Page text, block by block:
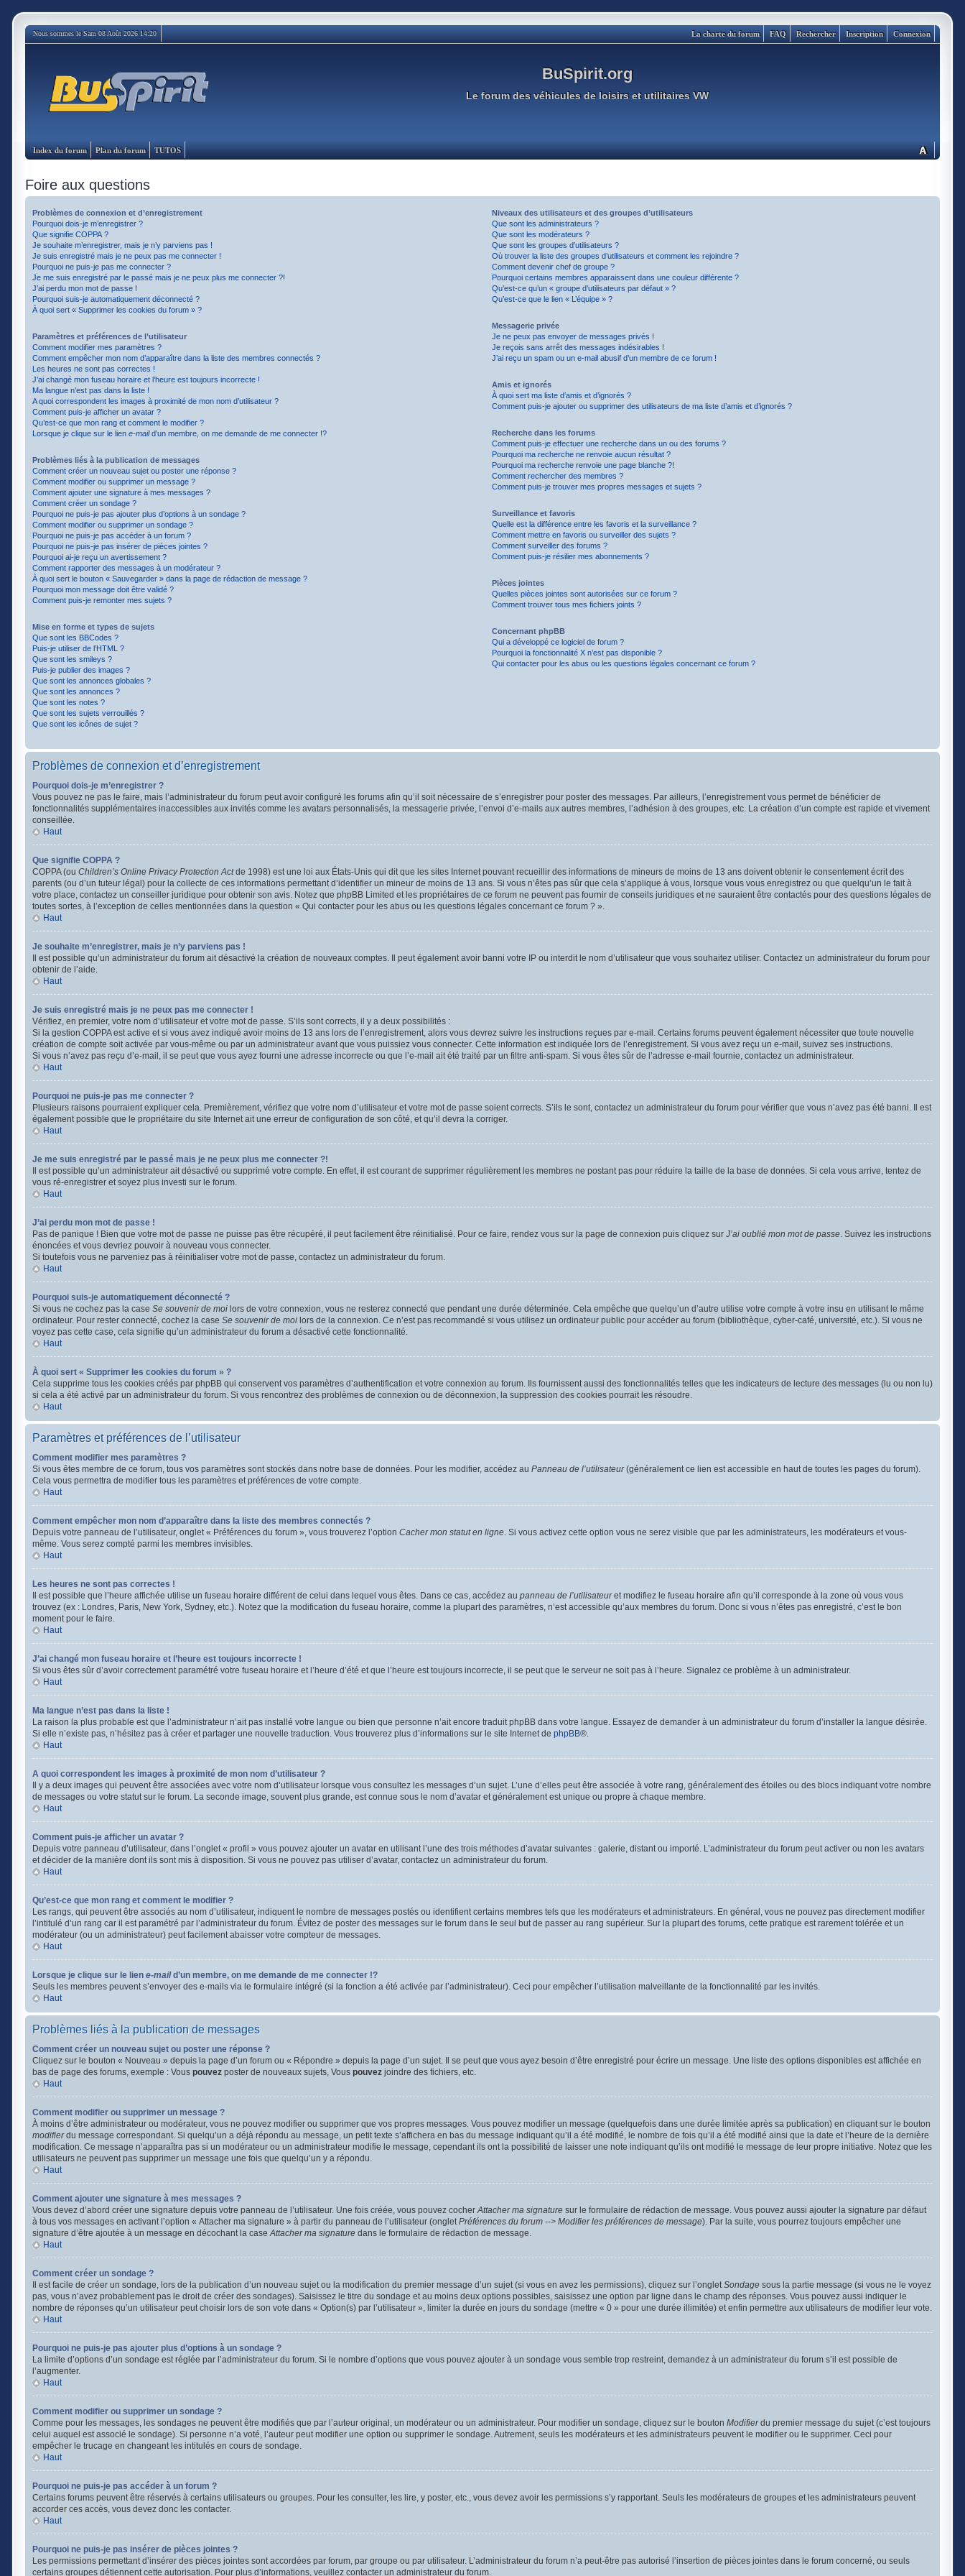
Nous sommes le Sam 08 Août 2026 14:20 Connexion
Inscription
Rechercher
FAQ
La charte du forum
BuSpirit.org
Le forum des véhicules de loisirs et utilitaires VW
Index du forum Plan du forum TUTOS
Foire aux questions
Problèmes de connexion et d’enregistrement
Pourquoi dois-je m’enregistrer ?
Que signifie COPPA ?
Je souhaite m’enregistrer, mais je n’y parviens pas !
Je suis enregistré mais je ne peux pas me connecter !
Pourquoi ne puis-je pas me connecter ?
Je me suis enregistré par le passé mais je ne peux plus me connecter ?!
J’ai perdu mon mot de passe !
Pourquoi suis-je automatiquement déconnecté ?
À quoi sert « Supprimer les cookies du forum » ?
Paramètres et préférences de l’utilisateur
Comment modifier mes paramètres ?
Comment empêcher mon nom d’apparaître dans la liste des membres connectés ?
Les heures ne sont pas correctes !
J’ai changé mon fuseau horaire et l’heure est toujours incorrecte !
Ma langue n’est pas dans la liste !
A quoi correspondent les images à proximité de mon nom d’utilisateur ?
Comment puis-je afficher un avatar ?
Qu’est-ce que mon rang et comment le modifier ?
Lorsque je clique sur le lien e-maild’un membre, on me demande de me connecter !?
Problèmes liés à la publication de messages
Comment créer un nouveau sujet ou poster une réponse ?
Comment modifier ou supprimer un message ?
Comment ajouter une signature à mes messages ?
Comment créer un sondage ?
Pourquoi ne puis-je pas ajouter plus d’options à un sondage ?
Comment modifier ou supprimer un sondage ?
Pourquoi ne puis-je pas accéder à un forum ?
Pourquoi ne puis-je pas insérer de pièces jointes ?
Pourquoi ai-je reçu un avertissement ?
Comment rapporter des messages à un modérateur ?
À quoi sert le bouton « Sauvegarder » dans la page de rédaction de message ?
Pourquoi mon message doit être validé ?
Comment puis-je remonter mes sujets ?
Mise en forme et types de sujets
Que sont les BBCodes ?
Puis-je utiliser de l’HTML ?
Que sont les smileys ?
Puis-je publier des images ?
Que sont les annonces globales ?
Que sont les annonces ?
Que sont les notes ?
Que sont les sujets verrouillés ?
Que sont les icônes de sujet ?
Niveaux des utilisateurs et des groupes d’utilisateurs
Que sont les administrateurs ?
Que sont les modérateurs ?
Que sont les groupes d’utilisateurs ?
Où trouver la liste des groupes d’utilisateurs et comment les rejoindre ?
Comment devenir chef de groupe ?
Pourquoi certains membres apparaissent dans une couleur différente ?
Qu’est-ce qu’un « groupe d’utilisateurs par défaut » ?
Qu’est-ce que le lien « L’équipe » ?
Messagerie privée
Je ne peux pas envoyer de messages privés !
Je reçois sans arrêt des messages indésirables !
J’ai reçu un spam ou un e-mail abusif d’un membre de ce forum !
Amis et ignorés
À quoi sert ma liste d’amis et d’ignorés ?
Comment puis-je ajouter ou supprimer des utilisateurs de ma liste d’amis et d’ignorés ?
Recherche dans les forums
Comment puis-je effectuer une recherche dans un ou des forums ?
Pourquoi ma recherche ne renvoie aucun résultat ?
Pourquoi ma recherche renvoie une page blanche ?!
Comment rechercher des membres ?
Comment puis-je trouver mes propres messages et sujets ?
Surveillance et favoris
Quelle est la différence entre les favoris et la surveillance ?
Comment mettre en favoris ou surveiller des sujets ?
Comment surveiller des forums ?
Comment puis-je résilier mes abonnements ?
Pièces jointes
Quelles pièces jointes sont autorisées sur ce forum ?
Comment trouver tous mes fichiers joints ?
Concernant phpBB
Qui a développé ce logiciel de forum ?
Pourquoi la fonctionnalité X n’est pas disponible ?
Qui contacter pour les abus ou les questions légales concernant ce forum ?
Problèmes de connexion et d’enregistrement
Pourquoi dois-je m’enregistrer ?
Vous pouvez ne pas le faire, mais l’administrateur du forum peut avoir configuré les forums afin qu’il soit nécessaire de s’enregistrer pour poster des messages. Par ailleurs, l’enregistrement vous permet de bénéficier de
fonctionnalités supplémentaires inaccessibles aux invités comme les avatars personnalisés, la messagerie privée, l’envoi d’e-mails aux autres membres, l’adhésion à des groupes, etc. La création d’un compte est rapide et vivement
conseillée.
Haut
Que signifie COPPA ?
COPPA (ou Children’s Online Privacy Protection Actde 1998) est une loi aux États-Unis qui dit que les sites Internet pouvant recueillir des informations de mineurs de moins de 13 ans doivent obtenir le consentement écrit des
parents (ou d’un tuteur légal) pour la collecte de ces informations permettant d’identifier un mineur de moins de 13 ans. Si vous n’êtes pas sûr que cela s’applique à vous, lorsque vous vous enregistrez ou que quelqu’un le fait à
votre place, contactez un conseiller juridique pour obtenir son avis. Notez que phpBB Limited et les propriétaires de ce forum ne peuvent pas fournir de conseils juridiques et ne sauraient être contactés pour des questions légales de
toutes sortes, à l’exception de celles mentionnées dans la question « Qui contacter pour les abus ou les questions légales concernant ce forum ? ».
Haut
Je souhaite m’enregistrer, mais je n’y parviens pas !
Il est possible qu’un administrateur du forum ait désactivé la création de nouveaux comptes. Il peut également avoir banni votre IP ou interdit le nom d’utilisateur que vous souhaitez utiliser. Contactez un administrateur du forum pour
obtenir de l’aide.
Haut
Je suis enregistré mais je ne peux pas me connecter !
Vérifiez, en premier, votre nom d’utilisateur et votre mot de passe. S’ils sont corrects, il y a deux possibilités :
Si la gestion COPPA est active et si vous avez indiqué avoir moins de 13 ans lors de l’enregistrement, alors vous devrez suivre les instructions reçues par e-mail. Certains forums peuvent également nécessiter que toute nouvelle
création de compte soit activée par vous-même ou par un administrateur avant que vous puissiez vous connecter. Cette information est indiquée lors de l’enregistrement. Si vous avez reçu un e-mail, suivez ses instructions.
Si vous n’avez pas reçu d’e-mail, il se peut que vous ayez fourni une adresse incorrecte ou que l’e-mail ait été traité par un filtre anti-spam. Si vous êtes sûr de l’adresse e-mail fournie, contactez un administrateur.
Haut
Pourquoi ne puis-je pas me connecter ?
Plusieurs raisons pourraient expliquer cela. Premièrement, vérifiez que votre nom d’utilisateur et votre mot de passe soient corrects. S’ils le sont, contactez un administrateur du forum pour vérifier que vous n’avez pas été banni. Il est
également possible que le propriétaire du site Internet ait une erreur de configuration de son côté, et qu’il devra la corriger.
Haut
Je me suis enregistré par le passé mais je ne peux plus me connecter ?!
Il est possible qu’un administrateur ait désactivé ou supprimé votre compte. En effet, il est courant de supprimer régulièrement les membres ne postant pas pour réduire la taille de la base de données. Si cela vous arrive, tentez de
vous ré-enregistrer et soyez plus investi sur le forum.
Haut
J’ai perdu mon mot de passe !
Pas de panique ! Bien que votre mot de passe ne puisse pas être récupéré, il peut facilement être réinitialisé. Pour ce faire, rendez vous sur la page de connexion puis cliquez sur J’ai oublié mon mot de passe. Suivez les instructions
énoncées et vous devriez pouvoir à nouveau vous connecter.
Si toutefois vous ne parveniez pas à réinitialiser votre mot de passe, contactez un administrateur du forum.
Haut
Pourquoi suis-je automatiquement déconnecté ?
Si vous ne cochez pas la case Se souvenir de moi lors de votre connexion, vous ne resterez connecté que pendant une durée déterminée. Cela empêche que quelqu’un d’autre utilise votre compte à votre insu en utilisant le même
ordinateur. Pour rester connecté, cochez la case Se souvenir de moi lors de la connexion. Ce n’est pas recommandé si vous utilisez un ordinateur public pour accéder au forum (bibliothèque, cyber-café, université, etc.). Si vous ne
voyez pas cette case, cela signifie qu’un administrateur du forum a désactivé cette fonctionnalité.
Haut
À quoi sert « Supprimer les cookies du forum » ?
Cela supprime tous les cookies créés par phpBB qui conservent vos paramètres d’authentification et votre connexion au forum. Ils fournissent aussi des fonctionnalités telles que les indicateurs de lecture des messages (lu ou non lu)
si cela a été activé par un administrateur du forum. Si vous rencontrez des problèmes de connexion ou de déconnexion, la suppression des cookies pourrait les résoudre.
Haut
Paramètres et préférences de l’utilisateur
Comment modifier mes paramètres ?
Si vous êtes membre de ce forum, tous vos paramètres sont stockés dans notre base de données. Pour les modifier, accédez au Panneau de l’utilisateur(généralement ce lien est accessible en haut de toutes les pages du forum).
Cela vous permettra de modifier tous les paramètres et préférences de votre compte.
Haut
Comment empêcher mon nom d’apparaître dans la liste des membres connectés ?
Depuis votre panneau de l’utilisateur, onglet « Préférences du forum », vous trouverez l’option Cacher mon statut en ligne. Si vous activez cette option vous ne serez visible que par les administrateurs, les modérateurs et vous-
même. Vous serez compté parmi les membres invisibles.
Haut
Les heures ne sont pas correctes !
Il est possible que l’heure affichée utilise un fuseau horaire différent de celui dans lequel vous êtes. Dans ce cas, accédez au panneau de l’utilisateuret modifiez le fuseau horaire afin qu’il corresponde à la zone où vous vous
trouvez (ex : Londres, Paris, New York, Sydney, etc.). Notez que la modification du fuseau horaire, comme la plupart des paramètres, n’est accessible qu’aux membres du forum. Donc si vous n’êtes pas enregistré, c’est le bon
moment pour le faire.
Haut
J’ai changé mon fuseau horaire et l’heure est toujours incorrecte !
Si vous êtes sûr d’avoir correctement paramétré votre fuseau horaire et l’heure d’été et que l’heure est toujours incorrecte, il se peut que le serveur ne soit pas à l’heure. Signalez ce problème à un administrateur.
Haut
Ma langue n’est pas dans la liste !
La raison la plus probable est que l’administrateur n’ait pas installé votre langue ou bien que personne n’ait encore traduit phpBB dans votre langue. Essayez de demander à un administrateur du forum d’installer la langue désirée.
Si elle n’existe pas, n’hésitez pas à créer et partager une nouvelle traduction. Vous trouverez plus d’informations sur le site Internet de phpBB®.
Haut
A quoi correspondent les images à proximité de mon nom d’utilisateur ?
Il y a deux images qui peuvent être associées avec votre nom d’utilisateur lorsque vous consultez les messages d’un sujet. L’une d’elles peut être associée à votre rang, généralement des étoiles ou des blocs indiquant votre nombre
de messages ou votre statut sur le forum. La seconde image, souvent plus grande, est connue sous le nom d’avatar et généralement est unique ou propre à chaque membre.
Haut
Comment puis-je afficher un avatar ?
Depuis votre panneau d’utilisateur, dans l’onglet « profil » vous pouvez ajouter un avatar en utilisant l’une des trois méthodes d’avatar suivantes : galerie, distant ou importé. L’administrateur du forum peut activer ou non les avatars
et décider de la manière dont ils sont mis à disposition. Si vous ne pouvez pas utiliser d’avatar, contactez un administrateur du forum.
Haut
Qu’est-ce que mon rang et comment le modifier ?
Les rangs, qui peuvent être associés au nom d’utilisateur, indiquent le nombre de messages postés ou identifient certains membres tels que les modérateurs et administrateurs. En général, vous ne pouvez pas directement modifier
l’intitulé d’un rang car il est paramétré par l’administrateur du forum. Évitez de poster des messages sur le forum dans le seul but de passer au rang supérieur. Sur la plupart des forums, cette pratique est rarement tolérée et un
modérateur (ou un administrateur) peut facilement abaisser votre compteur de messages.
Haut
Lorsque je clique sur le lien e-maild’un membre, on me demande de me connecter !?
Seuls les membres peuvent s’envoyer des e-mails via le formulaire intégré (si la fonction a été activée par l’administrateur). Ceci pour empêcher l’utilisation malveillante de la fonctionnalité par les invités.
Haut
Problèmes liés à la publication de messages
Comment créer un nouveau sujet ou poster une réponse ?
Cliquez sur le bouton « Nouveau » depuis la page d’un forum ou « Répondre » depuis la page d’un sujet. Il se peut que vous ayez besoin d’être enregistré pour écrire un message. Une liste des options disponibles est affichée en
bas de page des forums, exemple : Vous pouvez poster de nouveaux sujets, Vous pouvez joindre des fichiers, etc.
Haut
Comment modifier ou supprimer un message ?
À moins d’être administrateur ou modérateur, vous ne pouvez modifier ou supprimer que vos propres messages. Vous pouvez modifier un message (quelquefois dans une durée limitée après sa publication) en cliquant sur le bouton
modifierdu message correspondant. Si quelqu’un a déjà répondu au message, un petit texte s’affichera en bas du message indiquant qu’il a été modifié, le nombre de fois qu’il a été modifié ainsi que la date et l’heure de la dernière
modification. Ce message n’apparaîtra pas si un modérateur ou un administrateur modifie le message, cependant ils ont la possibilité de laisser une note indiquant qu’ils ont modifié le message de leur propre initiative. Notez que les
utilisateurs ne peuvent pas supprimer un message une fois que quelqu’un y a répondu.
Haut
Comment ajouter une signature à mes messages ?
Vous devez d’abord créer une signature depuis votre panneau de l’utilisateur. Une fois créée, vous pouvez cocherAttacher ma signature sur le formulaire de rédaction de message. Vous pouvez aussi ajouter la signature par défaut
à tous vos messages en activant l’option « Attacher ma signature » à partir du panneau de l’utilisateur (ongletPréférences du forum --> Modifier les préférences de message). Par la suite, vous pourrez toujours empêcher une
signature d’être ajoutée à un message en décochant la caseAttacher ma signature dans le formulaire de rédaction de message.
Haut
Comment créer un sondage ?
Il est facile de créer un sondage, lors de la publication d’un nouveau sujet ou la modification du premier message d’un sujet (si vous en avez les permissions), cliquez sur l’ongletSondage sous la partie message (si vous ne le voyez
pas, vous n’avez probablement pas le droit de créer des sondages). Saisissez le titre du sondage et au moins deux options possibles, saisissez une option par ligne dans le champ des réponses. Vous pouvez aussi indiquer le
nombre de réponses qu’un utilisateur peut choisir lors de son vote dans « Option(s) par l’utilisateur », limiter la durée en jours du sondage (mettre « 0 » pour une durée illimitée) et enfin permettre aux utilisateurs de modifier leur vote.
Haut
Pourquoi ne puis-je pas ajouter plus d’options à un sondage ?
La limite d’options d’un sondage est réglée par l’administrateur du forum. Si le nombre d’options que vous pouvez ajouter à un sondage vous semble trop restreint, demandez à un administrateur du forum s’il est possible de
l’augmenter.
Haut
Comment modifier ou supprimer un sondage ?
Comme pour les messages, les sondages ne peuvent être modifiés que par l’auteur original, un modérateur ou un administrateur. Pour modifier un sondage, cliquez sur le bouton Modifierdu premier message du sujet (c’est toujours
celui auquel est associé le sondage). Si personne n’a voté, l’auteur peut modifier une option ou supprimer le sondage. Autrement, seuls les modérateurs et les administrateurs peuvent le modifier ou le supprimer. Ceci pour
empêcher le trucage en changeant les intitulés en cours de sondage.
Haut
Pourquoi ne puis-je pas accéder à un forum ?
Certains forums peuvent être réservés à certains utilisateurs ou groupes. Pour les consulter, les lire, y poster, etc., vous devez avoir les permissions s’y rapportant. Seuls les modérateurs de groupes et les administrateurs peuvent
accorder ces accès, vous devez donc les contacter.
Haut
Pourquoi ne puis-je pas insérer de pièces jointes ?
Les permissions permettant d’insérer des pièces jointes sont accordées par forum, par groupe ou par utilisateur. L’administrateur du forum n’a peut-être pas autorisé l’insertion de pièces jointes dans le forum concerné, ou seuls
certains groupes détiennent cette autorisation. Pour plus d’informations, veuillez contacter un administrateur du forum.